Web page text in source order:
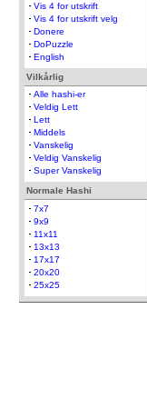
Vis 4 for utskrift
Vis 4 for utskrift velg
Donere
DoPuzzle
English
Vilkårlig
Alle hashi-er
Veldig Lett
Lett
Middels
Vanskelig
Veldig Vanskelig
Super Vanskelig
Normale Hashi
7x7
9x9
11x11
13x13
17x17
20x20
25x25